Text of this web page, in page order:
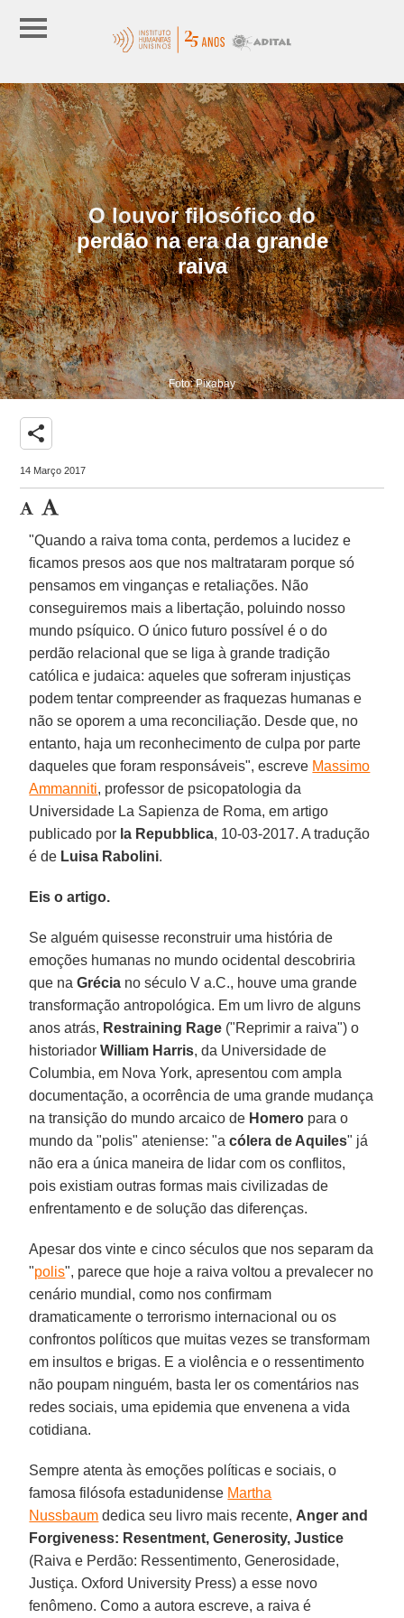
O louvor filosófico do
perdão na era da grande
raiva
Foto: Pixabay
share
14 Março 2017
"Quando a raiva toma conta, perdemos a lucidez e
ficamos presos aos que nos maltrataram porque só
pensamos em vinganças e retaliações. Não
conseguiremos mais a libertação, poluindo nosso
mundo psíquico. O único futuro possível é o do
perdão relacional que se liga à grande tradição
católica e judaica: aqueles que sofreram injustiças
podem tentar compreender as fraquezas humanas e
não se oporem a uma reconciliação. Desde que, no
entanto, haja um reconhecimento de culpa por parte
daqueles que foram responsáveis", escreve Massimo
Ammanniti, professor de psicopatologia da
Universidade La Sapienza de Roma, em artigo
publicado por la Repubblica, 10-03-2017. A tradução
é de Luisa Rabolini.
Eis o artigo.
Se alguém quisesse reconstruir uma história de
emoções humanas no mundo ocidental descobriria
que naGrécia no século V a.C., houve uma grande
transformação antropológica. Em um livro de alguns
anos atrás, Restraining Rage ("Reprimir a raiva") o
historiadorWilliam Harris, da Universidade de
Columbia, em Nova York, apresentou com ampla
documentação, a ocorrência de uma grande mudança
na transição do mundo arcaico de Homero para o
mundo da "polis" ateniense: "acólera de Aquiles" já
não era a única maneira de lidar com os conflitos,
pois existiam outras formas mais civilizadas de
enfrentamento e de solução das diferenças.
Apesar dos vinte e cinco séculos que nos separam da
"polis", parece que hoje a raiva voltou a prevalecer no
cenário mundial, como nos confirmam
dramaticamente o terrorismo internacional ou os
confrontos políticos que muitas vezes se transformam
em insultos e brigas. E a violência e o ressentimento
não poupam ninguém, basta ler os comentários nas
redes sociais, uma epidemia que envenena a vida
cotidiana.
Sempre atenta às emoções políticas e sociais, o
famosa filósofa estadunidense Martha
Nussbaum dedica seu livro mais recente, Anger and
Forgiveness: Resentment, Generosity, Justice
(Raiva e Perdão: Ressentimento, Generosidade,
Justiça. Oxford University Press) a esse novo
fenômeno. Como a autora escreve, a raiva é